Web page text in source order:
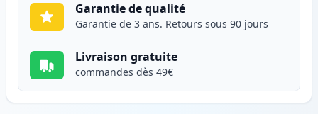
Garantie de qualité
Garantie de 3 ans. Retours sous 90 jours
Livraison gratuite
commandes dès 49€